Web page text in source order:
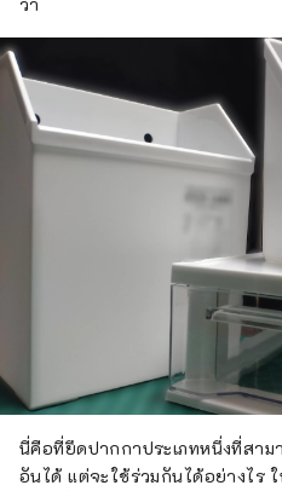
นี่คือที่ยึดปากกาประเภทหนึ่งที่สา
อันได้ แต่จะใช้ร่วมกันได้อย่างไร